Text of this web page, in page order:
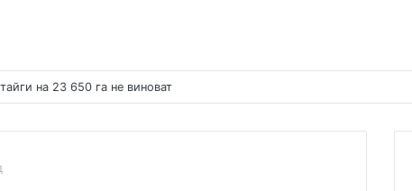
на 23 650 га не виноват